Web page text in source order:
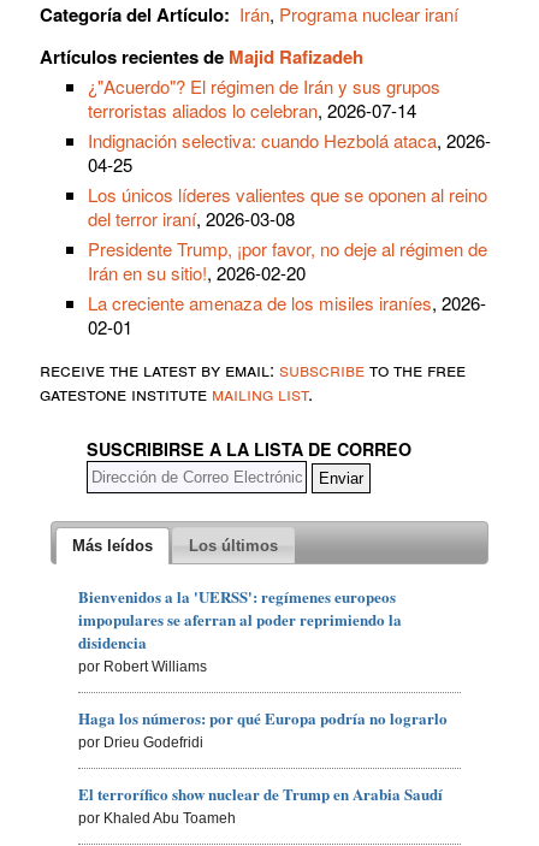
Categoría del Artículo: Irán, Programa nuclear iraní
Artículos recientes de Majid Rafizadeh
¿"Acuerdo"? El régimen de Irán y sus grupos
terroristas aliados lo celebran, 2026-07-14
Indignación selectiva: cuando Hezbolá ataca, 2026-
04-25
Los únicos líderes valientes que se oponen al reino
del terror iraní, 2026-03-08
Presidente Trump, ¡por favor, no deje al régimen de
Irán en su sitio!, 2026-02-20
La creciente amenaza de los misiles iraníes, 2026-
02-01
receive the latest by email: subscribeto the free
gatestone institute mailing list.
SUSCRIBIRSE A LA LISTA DE CORREO
Más leídos Los últimos
Bienvenidos a la 'UERSS': regímenes europeos
impopulares se aferran al poder reprimiendo la
disidencia
por Robert Williams
Haga los números: por qué Europa podría no lograrlo
por Drieu Godefridi
El terrorífico show nuclear de Trump en Arabia Saudí
por Khaled Abu Toameh